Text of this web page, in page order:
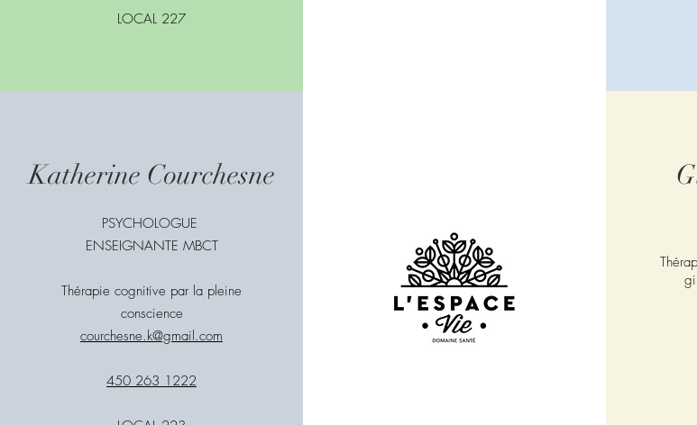
LOCAL 227
Katherine Courchesne
PSYCHOLOGUE
ENSEIGNANTE MBCT
Thérapie cognitive par la pleine
conscience
courchesne.k@gmail.com
450 263 1222